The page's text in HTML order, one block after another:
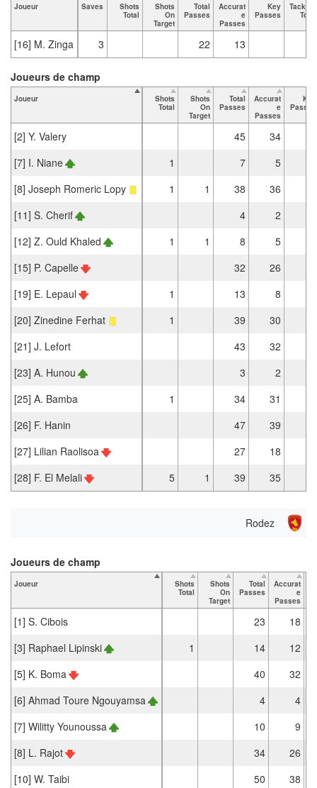
Joueur Saves
Shots
Total
Shots
On
Target
Total
Passes
Accurat
e
Passes
Key
Passes
Tackles
Total
[16] M. Zinga 3 22 13
Joueur
Shots
Total
Shots
On
Target
Total
Passes
Accurat
e
Passes
Key
Passes
[2] Y. Valery 45 34
[7] I. Niane
1 7
5
[8] Joseph Romeric Lopy
1 1 38
36
[11] S. Cherif
4
2
[12] Z. Ould Khaled
1 1 8
5
[15] P. Capelle
32 26
[19] E. Lepaul
1 13 8
[20] Zinedine Ferhat
1 39 30
[21] J. Lefort
43
32
[23] A. Hunou
3 2
[25] A. Bamba
1 34
31
[26] F. Hanin
47 39
[27] Lilian Raolisoa
27
18
[28] F. El Melali
5 1 39 35
Joueurs de champ
Rodez
Joueur
Shots
Total
Shots
On
Target
Total
Passes
Accurat
e
Passes
[1] S. Cibois 23
18
[3] Raphael Lipinski
1 14
12
[5] K. Boma
40
32
[6] Ahmad Toure Ngouyamsa
4
4
[7] Wilitty Younoussa
10
9
[8] L. Rajot
34
26
[10] W. Taibi
50 38
Joueurs de champ